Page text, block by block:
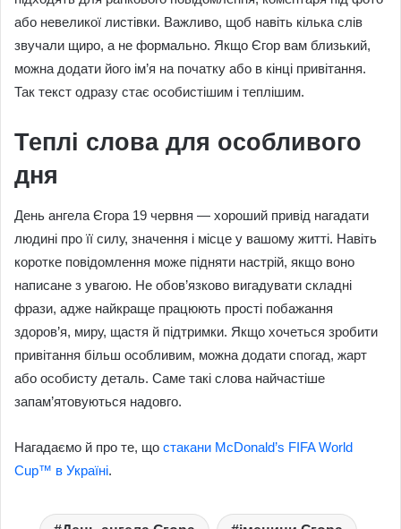
або невеликої листівки. Важливо, щоб навіть кілька слів
звучали щиро, а не формально. Якщо Єгор вам близький,
можна додати його ім’я на початку або в кінці привітання.
Так текст одразу стає особистішим і теплішим.
Теплі слова для особливого
дня
День ангела Єгора 19 червня — хороший привід нагадати
людині про її силу, значення і місце у вашому житті. Навіть
коротке повідомлення може підняти настрій, якщо воно
написане з увагою. Не обов’язково вигадувати складні
фрази, адже найкраще працюють прості побажання
здоров’я, миру, щастя й підтримки. Якщо хочеться зробити
привітання більш особливим, можна додати спогад, жарт
або особисту деталь. Саме такі слова найчастіше
запам’ятовуються надовго.
Нагадаємо й про те, що стакани McDonald’s FIFA World
Cup™ в Україні.